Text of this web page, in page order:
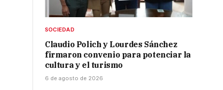
SOCIEDAD
Claudio Polich y Lourdes Sánchez
firmaron convenio para potenciar la
cultura y el turismo
6 de agosto de 2026